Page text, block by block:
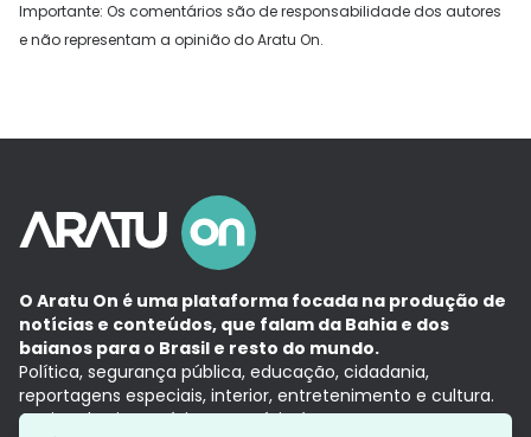
Importante: Os comentários são de responsabilidade dos autores
e não representam a opinião do Aratu On.
O Aratu On é uma plataforma focada na produção de
notícias e conteúdos, que falam da Bahia e dos
baianos para o Brasil e resto do mundo.
Política, segurança pública, educação, cidadania,
reportagens especiais, interior, entretenimento e cultura.
Aqui, tudo vira notícia e a notícia é no tempo presente,